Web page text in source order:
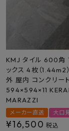
KMJ タイル 600角
ックス 4枚（1.44m2
外 屋内 コンクリー
594×594×11
MARAZZI
メーカー直送 大口
¥16,500 税込